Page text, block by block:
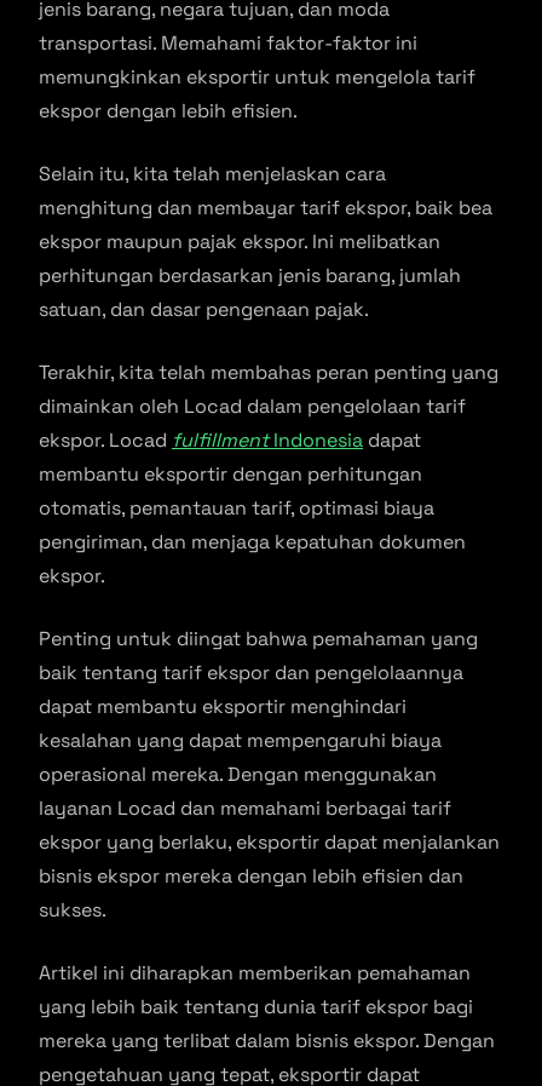
jenis barang, negara tujuan, dan moda
transportasi. Memahami faktor-faktor ini
memungkinkan eksportir untuk mengelola tarif
ekspor dengan lebih efisien.
Selain itu, kita telah menjelaskan cara
menghitung dan membayar tarif ekspor, baik bea
ekspor maupun pajak ekspor. Ini melibatkan
perhitungan berdasarkan jenis barang, jumlah
satuan, dan dasar pengenaan pajak.
Terakhir, kita telah membahas peran penting yang
dimainkan oleh Locad dalam pengelolaan tarif
ekspor. Locad fulfillmentIndonesia dapat
membantu eksportir dengan perhitungan
otomatis, pemantauan tarif, optimasi biaya
pengiriman, dan menjaga kepatuhan dokumen
ekspor.
Penting untuk diingat bahwa pemahaman yang
baik tentang tarif ekspor dan pengelolaannya
dapat membantu eksportir menghindari
kesalahan yang dapat mempengaruhi biaya
operasional mereka. Dengan menggunakan
layanan Locad dan memahami berbagai tarif
ekspor yang berlaku, eksportir dapat menjalankan
bisnis ekspor mereka dengan lebih efisien dan
sukses.
Artikel ini diharapkan memberikan pemahaman
yang lebih baik tentang dunia tarif ekspor bagi
mereka yang terlibat dalam bisnis ekspor. Dengan
pengetahuan yang tepat, eksportir dapat